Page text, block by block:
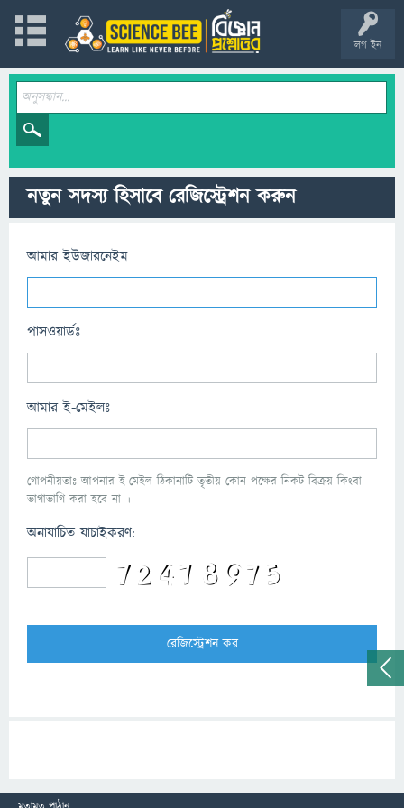
লগ ইন
নতুন সদস্য হিসাবে রেজিস্ট্রেশন করুন
আমার ইউজারনেইম
পাসওয়ার্ডঃ
আমার ই-মেইলঃ
গোপনীয়তাঃ আপনার ই-মেইল ঠিকানাটি তৃতীয় কোন পক্ষের নিকট বিক্রয় কিংবা
ভাগাভাগি করা হবে না ।
অনাযাচিত যাচাইকরণ: